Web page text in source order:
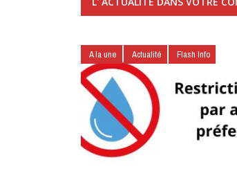
A la une Actualité Flash Info